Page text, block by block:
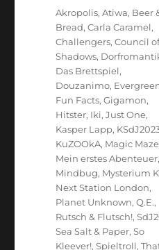
Schlagwörter
Akropolis,Atiwa, Beer
Bread,Carla Caramel,
Challengers,Council
Shadows,
Das Brettspiel,
Douzanimo,
Fun Facts,Gigamon,
Hitster, Iki,Just One,
Kasper Lapp,
KuZOOkA, Magic Maze
Mein erstes Abenteuer,
Mindbug, Mysterium
Next Station London,
Planet Unknown,Q.E.,
Rutsch & Flutsch!,
Sea Salt & Paper,So
Kleever!,Spieltroll,